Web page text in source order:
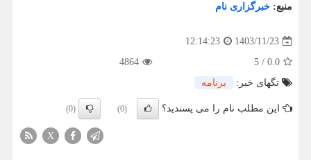
منبع: خبرگزاری نام
1403/11/23
12:14:23
0.0
/
5
4864
تگهای خبر:
برنامه
این مطلب نام را می پسندید؟ (0)
(0)
X